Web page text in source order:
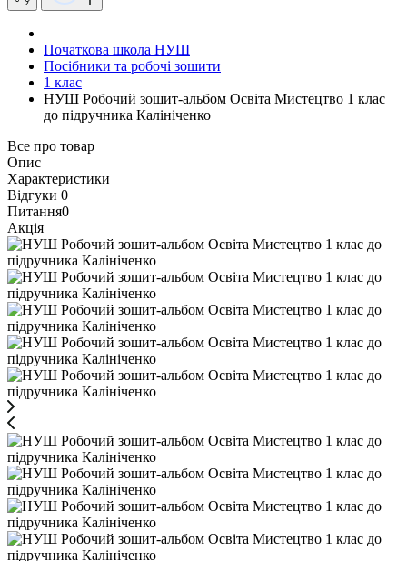
Початкова школа НУШ
Посібники та робочі зошити
1 клас
НУШ Робочий зошит-альбом Освіта Мистецтво 1 клас
до підручника Калiнiченко
Все про товар
Опис
Характеристики
Відгуки 0
Питання0
Акція